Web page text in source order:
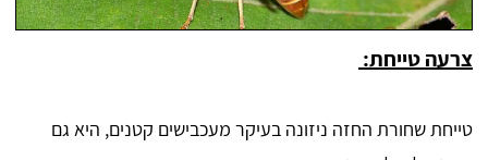
צרעה טייחת:
טייחת שחורת החזה ניזונה בעיקר מעכבישים קטנים, היא גם